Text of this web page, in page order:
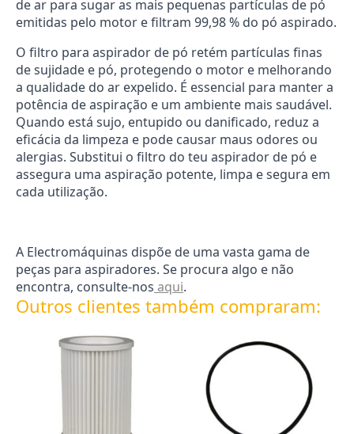
de ar para sugar as mais pequenas partículas de pó
emitidas pelo motor e filtram 99,98 % do pó aspirado.
O filtro para aspirador de pó retém partículas finas
de sujidade e pó, protegendo o motor e melhorando
a qualidade do ar expelido. É essencial para manter a
potência de aspiração e um ambiente mais saudável.
Quando está sujo, entupido ou danificado, reduz a
eficácia da limpeza e pode causar maus odores ou
alergias. Substitui o filtro do teu aspirador de pó e
assegura uma aspiração potente, limpa e segura em
cada utilização.
A Electromáquinas dispõe de uma vasta gama de
peças para aspiradores. Se procura algo e não
encontra, consulte-nos aqui.
Outros clientes também compraram: